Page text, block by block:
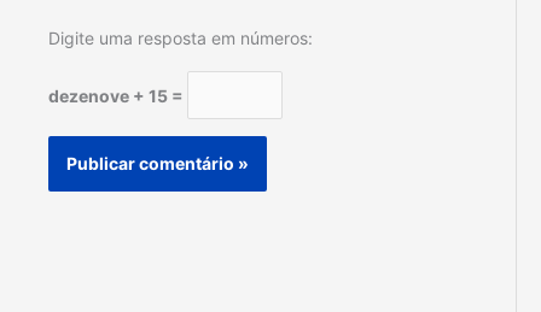
Digite uma resposta em números:
dezenove + 15 =